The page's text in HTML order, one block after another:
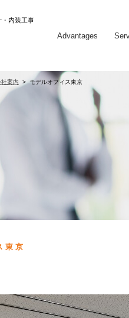
・内装工事
Advantages
社案内 モデルオフィス東京
東京